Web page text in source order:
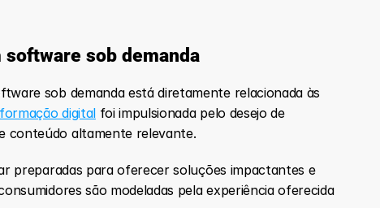
sob demanda
sob demanda está diretamente relacionada às
digital foi impulsionada pelo desejo de
conteúdo altamente relevante.
preparadas para oferecer soluções impactantes e
são modeladas pela experiência oferecida